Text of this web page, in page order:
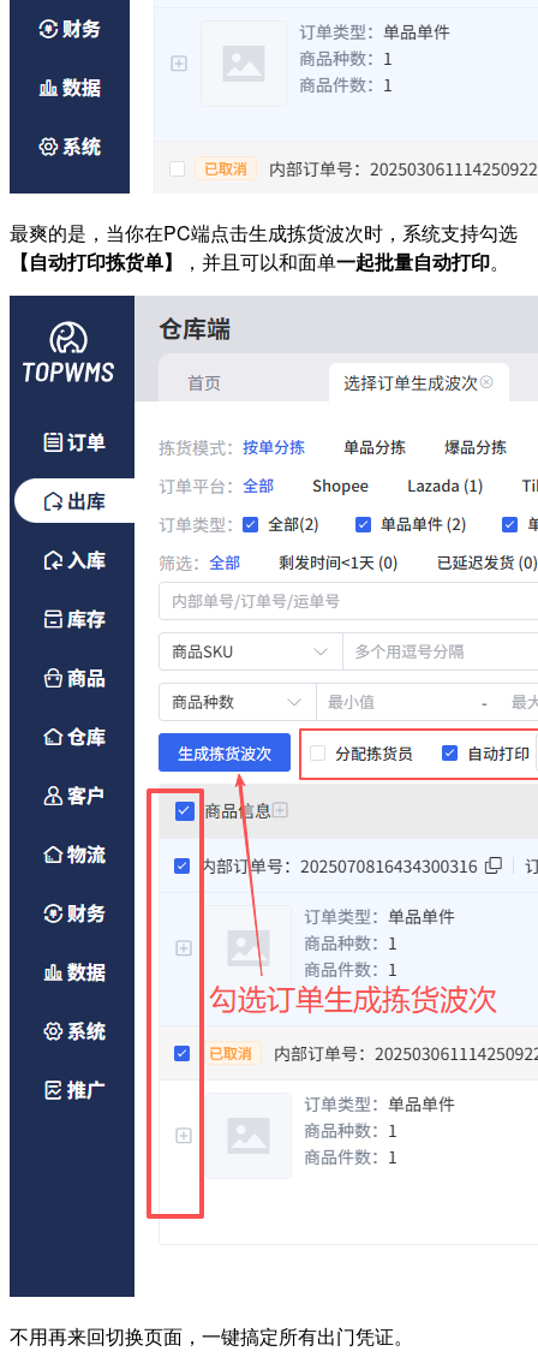
最爽的是，当你在PC端点击生成拣货波次时，系统支持勾选
【自动打印拣货单】
，并且可以和面单一起批量自动打印。
不用再来回切换页面，一键搞定所有出门凭证。